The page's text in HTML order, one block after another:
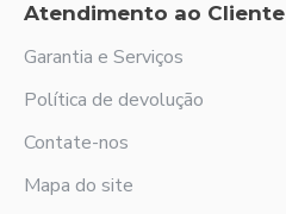
Atendimento ao Cliente
Garantia e Serviços
Política de devolução
Contate-nos
Mapa do site